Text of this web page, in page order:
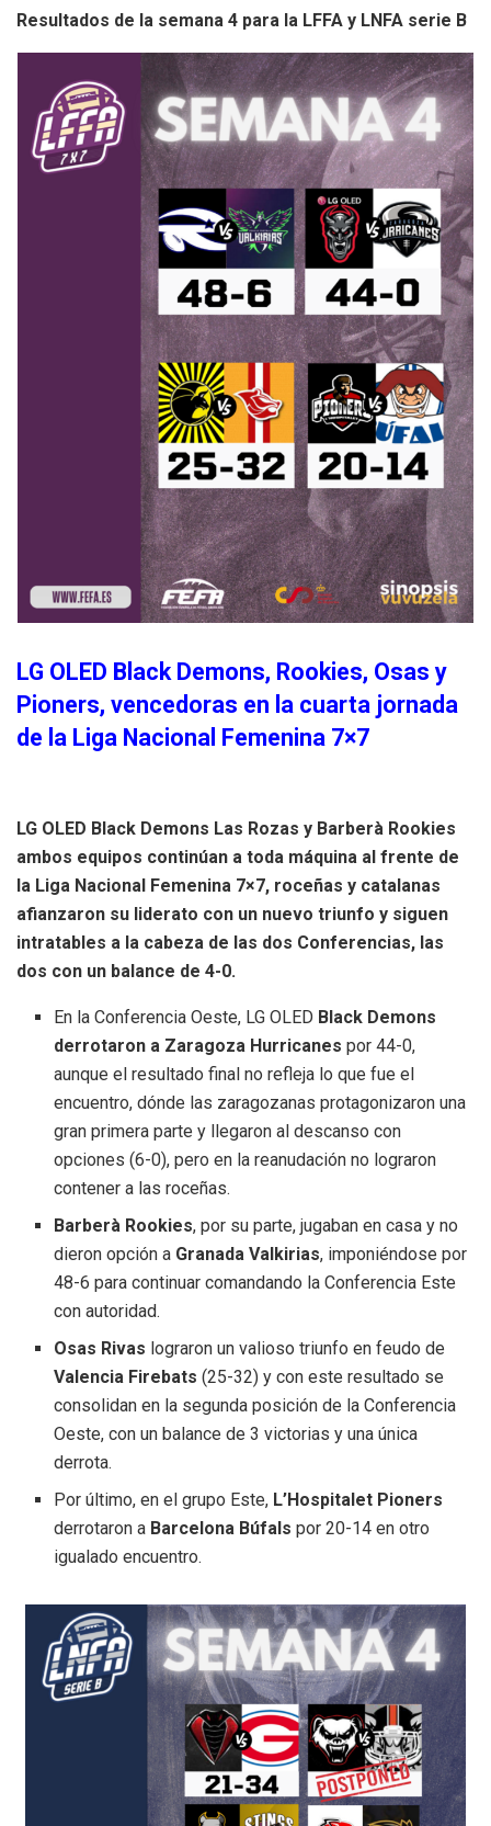
Resultados de la semana 4 para la LFFA y LNFA serie B
LG OLED Black Demons, Rookies, Osas y
Pioners, vencedoras en la cuarta jornada
de la Liga Nacional Femenina 7×7
LG OLED Black Demons Las Rozas y Barberà Rookies
ambos equipos continúan a toda máquina al frente de
la Liga Nacional Femenina 7×7, roceñas y catalanas
afianzaron su liderato con un nuevo triunfo y siguen
intratables a la cabeza de las dos Conferencias, las
dos con un balance de 4-0.
En la Conferencia Oeste, LG OLED Black Demons
derrotaron a Zaragoza Hurricanes por 44-0,
aunque el resultado final no refleja lo que fue el
encuentro, dónde las zaragozanas protagonizaron una
gran primera parte y llegaron al descanso con
opciones (6-0), pero en la reanudación no lograron
contener a las roceñas.
Barberà Rookies, por su parte, jugaban en casa y no
dieron opción a Granada Valkirias, imponiéndose por
48-6 para continuar comandando la Conferencia Este
con autoridad.
Osas Rivas lograron un valioso triunfo en feudo de
Valencia Firebats (25-32) y con este resultado se
consolidan en la segunda posición de la Conferencia
Oeste, con un balance de 3 victorias y una única
derrota.
Por último, en el grupo Este, L’Hospitalet Pioners
derrotaron a Barcelona Búfals por 20-14 en otro
igualado encuentro.